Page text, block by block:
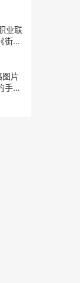
业联
街头
图片
手游